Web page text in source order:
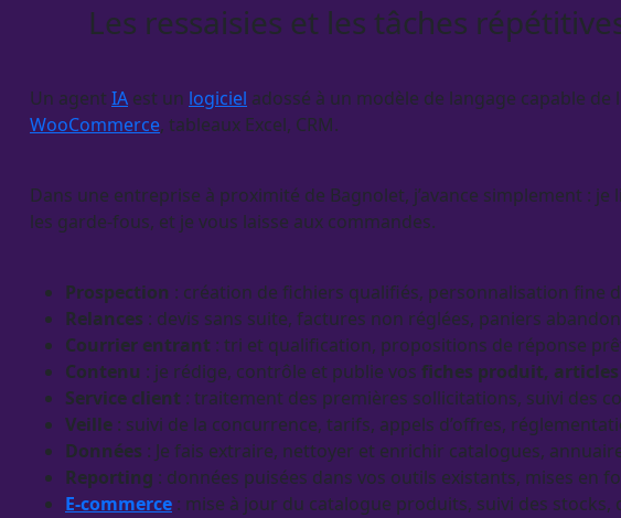
Les ressaisies et les tâches
Un agent IA est un logiciel adossé à un modèle de langage capable
WooCommerce, tableaux Excel, CRM.
Dans une entreprise à proximité de Bagnolet, j’avance simplement :
les garde-fous, et je vous laisse aux commandes.
Prospection : création de fichiers qualifiés, personnalisation fine
Relances : devis sans suite, factures non réglées, paniers
Courrier entrant : tri et qualification, propositions de réponse
Contenu : je rédige, contrôle et publie vos fiches produit,
Service client : traitement des premières sollicitations, suivi des
Veille : suivi de la concurrence, tarifs, appels d’offres,
Données : Je fais extraire, nettoyer et enrichir catalogues,
Reporting : données puisées dans vos outils existants, mises en
E-commerce : mise à jour du catalogue produits, suivi des stocks,